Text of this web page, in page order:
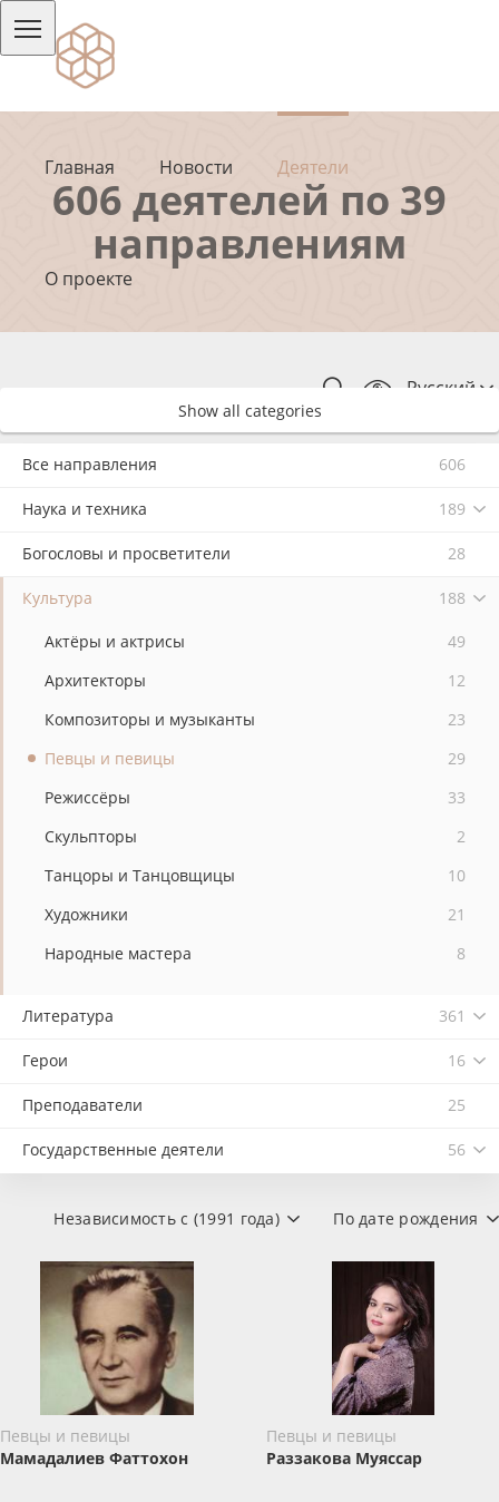
Главная Новости Деятели
О проекте
Русский
606 деятелей по 39
направлениям
Show all categories
Все направления 606
Наука и техника 189
Богословы и просветители 28
Культура 188
Актёры и актрисы
49
Архитекторы
12
Композиторы и музыканты
23
Певцы и певицы
29
Режиссёры
33
Скульпторы
2
Танцоры и Танцовщицы
10
Художники
21
Народные мастера
8
Литература 361
Герои 16
Преподаватели 25
Государственные деятели 56
По дате рождения
Независимость с (1991 года)
Певцы и певицы
Мамадалиев Фаттохон
Певцы и певицы
Раззакова Муяссар